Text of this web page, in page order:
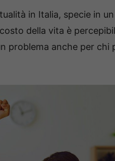
in Italia, specie in
della vita è
problema anche per chi